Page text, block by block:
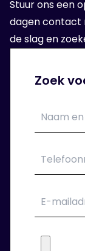
bij de
5. Aan
kan je aan
6. Wij
Tijdens de
bent
Zoek
Stuur ons een
dagen contact
de slag en